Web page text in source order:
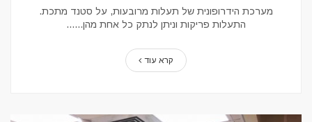
מערכת הידרופונית של תעלות מרובעות, על סטנד מתכת.
התעלות פריקות וניתן לנתק כל אחת מהן...
קרא עוד